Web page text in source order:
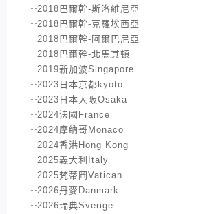
2018巴爾幹-斯洛維尼亞
2018巴爾幹-克羅埃西亞
2018巴爾幹-阿爾巴尼亞
2018巴爾幹-北馬其頓
2019新加波Singapore
2023日本京都kyoto
2023日本大阪Osaka
2024法國France
2024摩納哥Monaco
2024香港Hong Kong
2025義大利Italy
2025梵蒂岡Vatican
2026丹麥Danmark
2026瑞典Sverige